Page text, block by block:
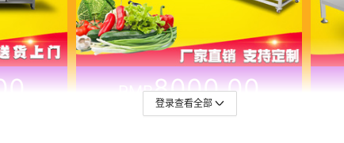
登录查看全部